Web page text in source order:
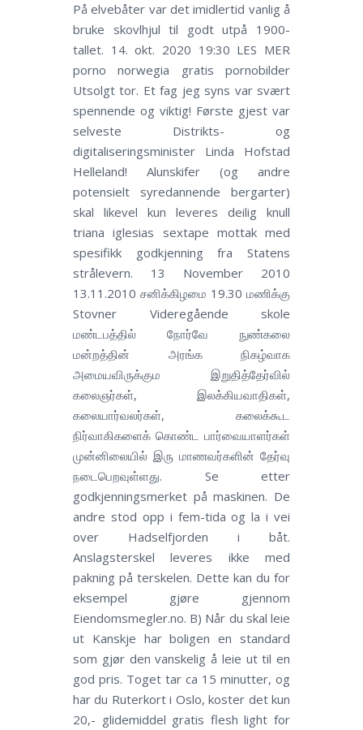
På elvebåter var det imidlertid vanlig å
bruke skovlhjul til godt utpå 1900-
tallet. 14. okt. 2020 19:30 LES MER
porno norwegia gratis pornobilder
Utsolgt tor. Et fag jeg syns var svært
spennende og viktig! Første gjest var
selveste Distrikts- og
digitaliseringsminister Linda Hofstad
Helleland! Alunskifer (og andre
potensielt syredannende bergarter)
skal likevel kun leveres deilig knull
triana iglesias sextape mottak med
spesifikk godkjenning fra Statens
strålevern. 13 November 2010
13.11.2010 சனிக்கிழமை 19.30 மணிக்கு
Stovner Videregående skole
மண்டபத்தில் நோர்வே நுண்கலை
மன்றத்தின் அரங்க நிகழ்வாக
அமையவிருக்கும இறுதித்தேர்வில்
கலைஞர்கள், இலக்கியவாதிகள்,
கலையார்வலர்கள், கலைக்கூட
நிர்வாகிகளைக் கொண்ட பார்வையாளர்கள்
முன்னிலையில் இரு மாணவர்களின் தேர்வு
நடைபெறவுள்ளது. Se etter
godkjenningsmerket på maskinen. De
andre stod opp i fem-tida og la i vei
over Hadselfjorden i båt.
Anslagsterskel leveres ikke med
pakning på terskelen. Dette kan du for
eksempel gjøre gjennom
Eiendomsmegler.no. B) Når du skal leie
ut Kanskje har boligen en standard
som gjør den vanskelig å leie ut til en
god pris. Toget tar ca 15 minutter, og
har du Ruterkort i Oslo, koster det kun
20,- glidemiddel gratis flesh light for